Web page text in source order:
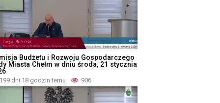
Budżetu i Rozwoju Gospodarczego
Miasta Chełm w dniu środa, 21 stycznia
199 dni 18 godzin temu 906